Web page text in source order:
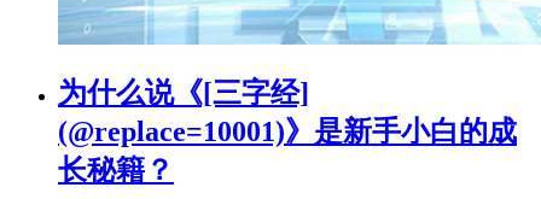
为什么说《[三字经]
(@replace=10001)》是新手小白的成
长秘籍？